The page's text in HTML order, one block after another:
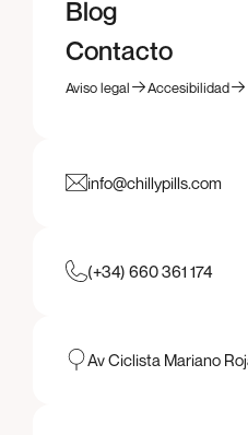
Nosotros
Blog
Blog
Contacto
Contacto
Aviso legal Accesibilidad
info@chillypills.com
(+34) 660 361 174
Av Ciclista Mariano